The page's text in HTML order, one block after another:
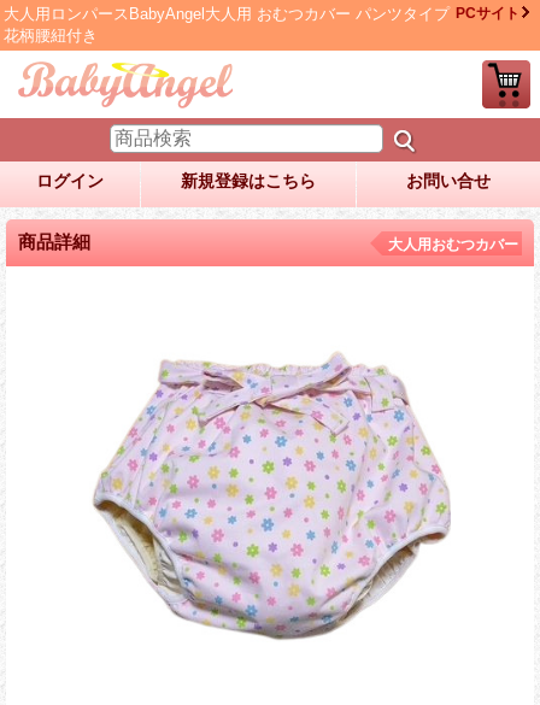
大人用ロンパースBabyAngel大人用 おむつカバー パンツタイプ
花柄腰紐付き
PCサイト
ログイン 新規登録はこちら お問い合せ
商品詳細 大人用おむつカバー